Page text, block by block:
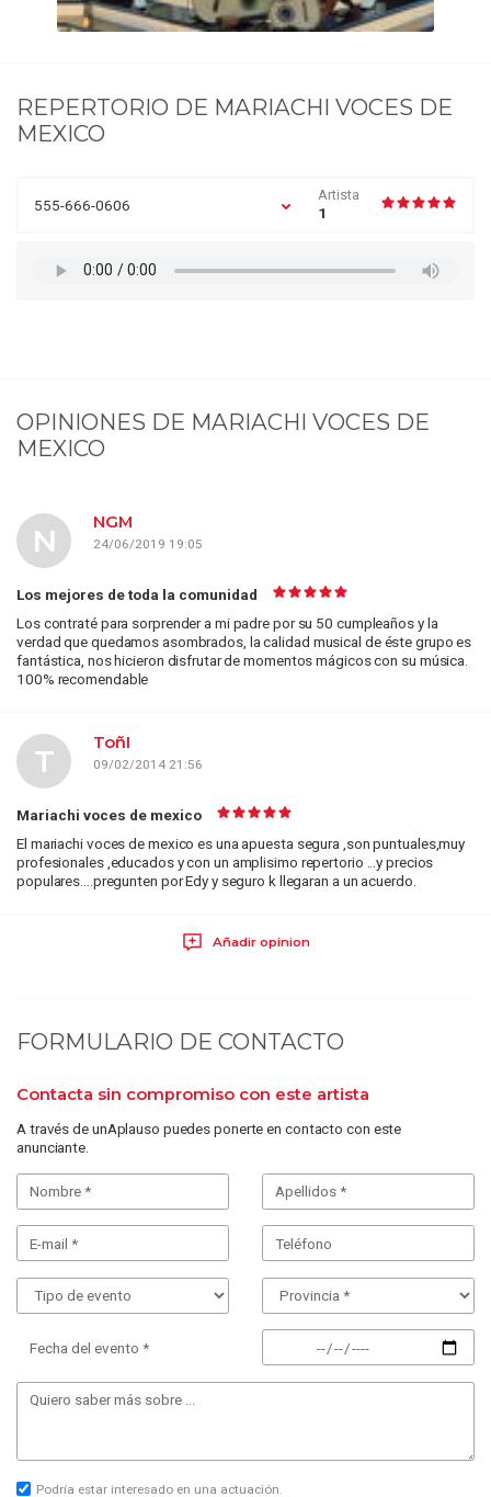
REPERTORIO DE MARIACHI VOCES DE
MEXICO
555-666-0606
Artista
1
OPINIONES DE MARIACHI VOCES DE
MEXICO
NGM
24/06/2019 19:05
N
Los mejores de toda la comunidad
Los contraté para sorprender a mi padre por su 50 cumpleaños y la
verdad que quedamos asombrados, la calidad musical de éste grupo es
fantástica, nos hicieron disfrutar de momentos mágicos con su música.
100% recomendable
ToñI
09/02/2014 21:56
T
Mariachi voces de mexico
El mariachi voces de mexico es una apuesta segura ,son puntuales,muy
profesionales ,educados y con un amplisimo repertorio ...y precios
populares....pregunten por Edy y seguro k llegaran a un acuerdo.
Añadir opinion
FORMULARIO DE CONTACTO
Contacta sin compromiso con este artista
A través de unAplauso puedes ponerte en contacto con este
anunciante.
Fecha del evento *
Podría estar interesado en una actuación.